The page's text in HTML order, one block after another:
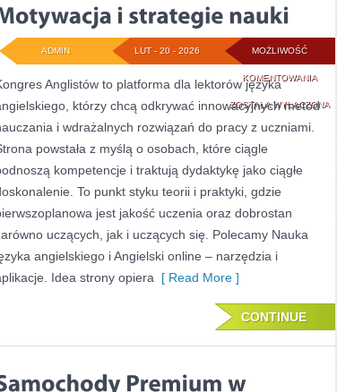
MOŻLIWOŚĆ
KOMENTOWANIA
I
ZOSTAŁA WYŁĄCZONA
LUT - 20 - 2026
ADMIN
Anglistów to platforma dla lektorów języka
którzy chcą odkrywać innowacyjnych metod
i wdrażalnych rozwiązań do pracy z uczniami.
powstała z myślą o osobach, które ciągle
kompetencje i traktują dydaktykę jako ciągłe
To punkt styku teorii i praktyki, gdzie
jest jakość uczenia oraz dobrostan
uczących, jak i uczących się. Polecamy Nauka
angielskiego i Angielski online – narzędzia i
Idea strony opiera [ Read More ]
CONTINUE